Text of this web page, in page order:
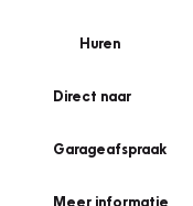
Huren
Direct naar
Garageafspraak
Meer informatie